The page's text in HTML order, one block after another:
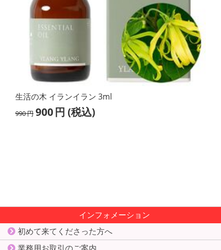
生活の木 イランイラン 3ml
990円 900円 (税込)
インフォメーション
初めて来てくださった方へ